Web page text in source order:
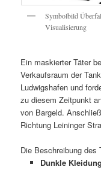
Symbolbild
Visualisierung
Ein maskierter Täter
Verkaufsraum der
Ludwigshafen und
zu diesem Zeitpunkt
von Bargeld.
Richtung Leininger
Die Beschreibung des
Dunkle Kleidung